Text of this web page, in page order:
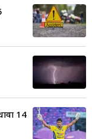
14